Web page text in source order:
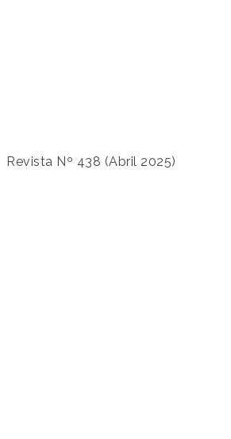
Revista Nº 438 (Abril 2025)